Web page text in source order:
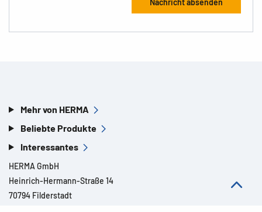
Mehr von HERMA
Beliebte Produkte
Interessantes
HERMA GmbH
Heinrich-Hermann-Straße 14
70794 Filderstadt